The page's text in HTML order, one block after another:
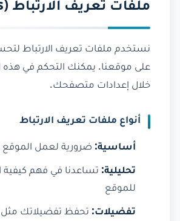
ملفات تعريف الارتباط (Cookies)
نستخدم ملفات تعريف الارتباط
على موقعنا. يمكنك التحكم في هذه
خلال إعدادات متصفحك.
أنواع ملفات تعريف الارتباط
أساسية: ضرورية لعمل
تحليلية: تساعدنا في فهم كيفية
للموقع
تفضيلات: تحفظ تفضيلاتك مثل